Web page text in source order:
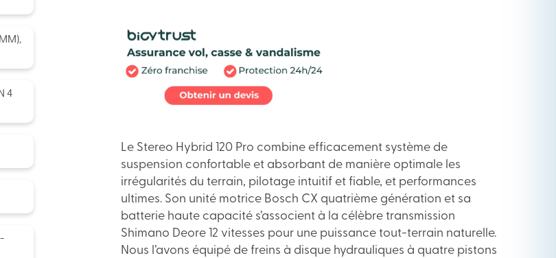
4
Le Stereo Hybrid 120 Pro combine efficacement système de
suspension confortable et absorbant de manière optimale les
irrégularités du terrain, pilotage intuitif et fiable, et performances
ultimes. Son unité motrice Bosch CX quatrième génération et sa
batterie haute capacité s’associent à la célèbre transmission
Shimano Deore 12 vitesses pour une puissance tout-terrain naturelle.
Nous l’avons équipé de freins à disque hydrauliques à quatre pistons